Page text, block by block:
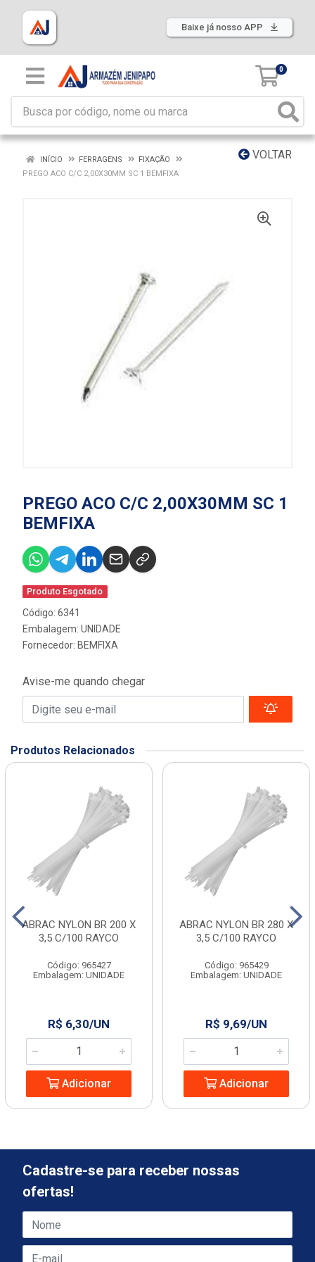
Baixe já nosso APP
0
VOLTAR
INÍCIO FERRAGENS
FIXAÇÃO
PREGO ACO C/C 2,00X30MM SC 1 BEMFIXA
PREGO ACO C/C 2,00X30MM SC 1
BEMFIXA
Produto Esgotado
Código: 6341
Embalagem: UNIDADE
Fornecedor: BEMFIXA
Avise-me quando chegar
Produtos Relacionados
ABRAC NYLON BR 200 X
3,5 C/100 RAYCO
Código: 965427
Embalagem: UNIDADE
R$ 6,30/UN
Adicionar
ABRAC NYLON BR 280 X
3,5 C/100 RAYCO
Código: 965429
Embalagem: UNIDADE
R$ 9,69/UN
Adicionar
Cadastre-se para receber nossas
ofertas!